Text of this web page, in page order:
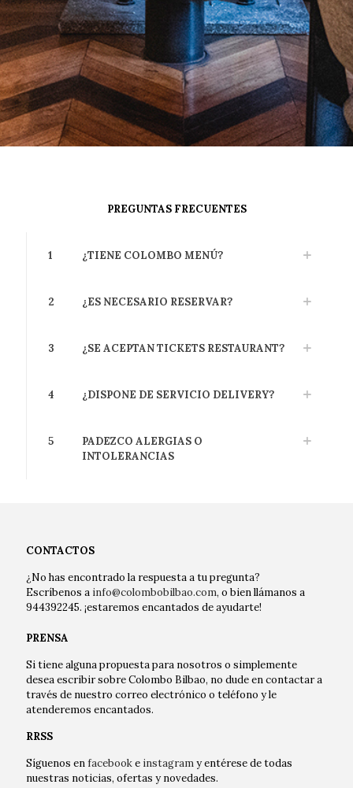
PREGUNTAS FRECUENTES
1 ¿TIENE COLOMBO MENÚ?
2 ¿ES NECESARIO RESERVAR?
3 ¿SE ACEPTAN TICKETS RESTAURANT?
4 ¿DISPONE DE SERVICIO DELIVERY?
5
PADEZCO ALERGIAS O
INTOLERANCIAS
CONTACTOS
¿No has encontrado la respuesta a tu pregunta?
Escríbenos a info@colombobilbao.com, o bien llámanos a
944392245. ¡estaremos encantados de ayudarte!
PRENSA
Si tiene alguna propuesta para nosotros o simplemente
desea escribir sobre Colombo Bilbao, no dude en contactar a
través de nuestro correo electrónico o teléfono y le
atenderemos encantados.
RRSS
Síguenos enfacebooke instagramy entérese de todas
nuestras noticias, ofertas y novedades.